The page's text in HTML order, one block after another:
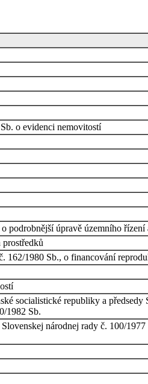
o evidenci nemovitostí
podrobnější úpravě územního řízení
162/1980 Sb., o financování
socialistické republiky a předsedy
1982 Sb.
národnej rady č. 100/